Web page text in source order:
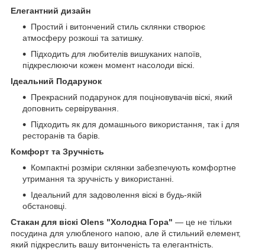
Елегантний дизайн
Простий і витончений стиль склянки створює
атмосферу розкоші та затишку.
Підходить для любителів вишуканих напоїв,
підкреслюючи кожен момент насолоди віскі.
Ідеальний Подарунок
Прекрасний подарунок для поціновувачів віскі, який
доповнить сервірування.
Підходить як для домашнього використання, так і для
ресторанів та барів.
Комфорт та Зручність
Компактні розміри склянки забезпечують комфортне
утримання та зручність у використанні.
Ідеальний для задоволення віскі в будь-якій
обстановці.
Стакан для віскі Olens "Холодна Гора" — це не тільки
посудина для улюбленого напою, але й стильний елемент,
який підкреслить вашу витонченість та елегантність.